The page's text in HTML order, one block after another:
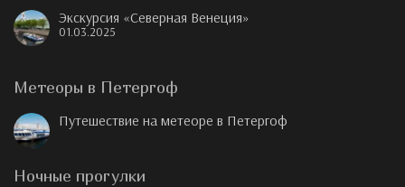
Экскурсия «Северная Венеция»
01.03.2025
Метеоры в Петергоф
Путешествие на метеоре в Петергоф
Ночные прогулки